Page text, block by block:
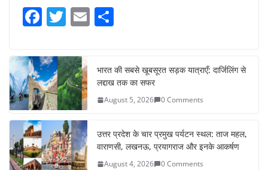
F
c
e
b
o
o
k
T
itt
er
E
e
भारत की सबसे खूबसूरत सड़क यात्राएँ: दार्जिलिंग से
लद्दाख तक का सफर
August 5, 2026 0 Comments
उत्तर प्रदेश के चार प्रमुख पर्यटन स्थल: ताज महल,
वाराणसी, लखनऊ, प्रयागराज और इनके आकर्षण
August 4, 2026 0 Comments